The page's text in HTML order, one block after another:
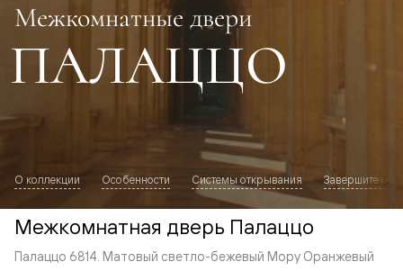
Межкомнатные двери
ПАЛАЦЦО
О коллекции Особенности Системы открывания Завершите
Межкомнатная дверь Палаццо
Палаццо 6814. Матовый светло-бежевый Мору Оранжевый